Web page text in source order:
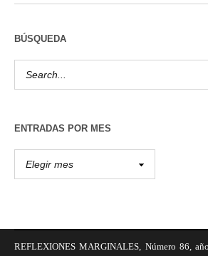
BÚSQUEDA
ENTRADAS POR MES
REFLEXIONES MARGINALES, Número 86,